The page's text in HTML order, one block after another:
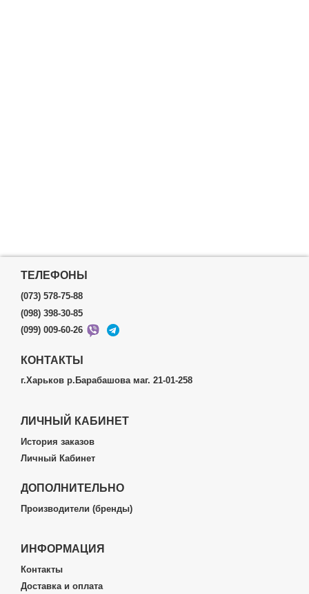
ТЕЛЕФОНЫ
(073) 578-75-88
(098) 398-30-85
(099) 009-60-26
КОНТАКТЫ
г.Харьков р.Барабашова маг. 21-01-258
ЛИЧНЫЙ КАБИНЕТ
История заказов
Личный Кабинет
ДОПОЛНИТЕЛЬНО
Производители (бренды)
ИНФОРМАЦИЯ
Контакты
Доставка и оплата